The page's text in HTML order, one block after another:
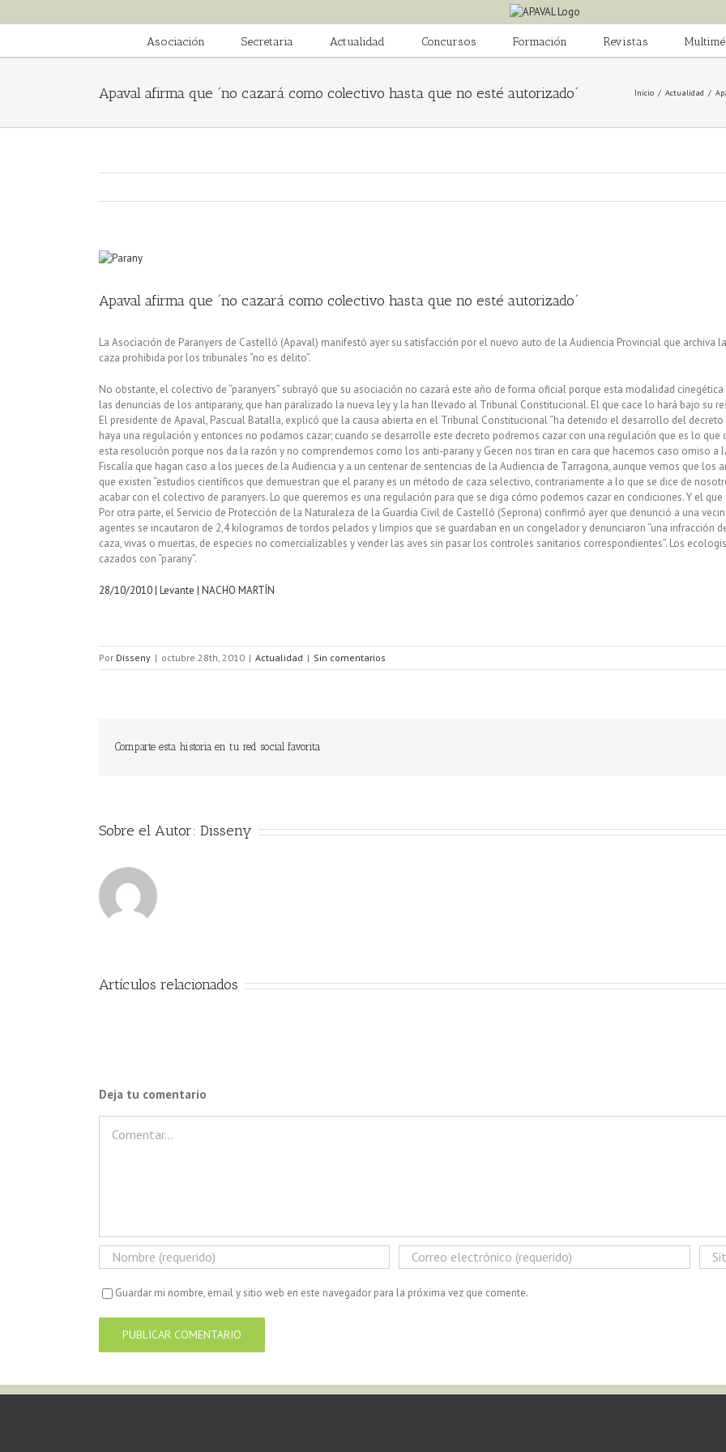
al
Asociación Secretaria Actualidad Concursos Formación Revistas
Apaval afirma que ´no cazará como colectivo hasta que no esté autorizado´ Inicio / Actualidad /
Ver
grande
Apaval afirma que ´no cazará como colectivo hasta que no esté autorizado´
La Asociación de Paranyers de Castelló (Apaval) manifestó ayer su satisfacción por el nuevo auto de la Audiencia Provincial que archiva
caza prohibida por los tribunales “no es delito”.
No obstante, el colectivo de “paranyers” subrayó que su asociación no cazará este año de forma oficial porque esta modalidad
las denuncias de los antiparany, que han paralizado la nueva ley y la han llevado al Tribunal Constitucional. El que cace lo hará bajo su
El presidente de Apaval, Pascual Batalla, explicó que la causa abierta en el Tribunal Constitucional “ha detenido el desarrollo del
haya una regulación y entonces no podamos cazar; cuando se desarrolle este decreto podremos cazar con una regulación que es lo que
esta resolución porque nos da la razón y no comprendemos como los anti-parany y Gecen nos tiran en cara que hacemos caso omiso a
Fiscalía que hagan caso a los jueces de la Audiencia y a un centenar de sentencias de la Audiencia de Tarragona, aunque vemos que los
que existen “estudios científicos que demuestran que el parany es un método de caza selectivo, contrariamente a lo que se dice de
acabar con el colectivo de paranyers. Lo que queremos es una regulación para que se diga cómo podemos cazar en condiciones. Y el
Por otra parte, el Servicio de Protección de la Naturaleza de la Guardia Civil de Castelló (Seprona) confirmó ayer que denunció a una
agentes se incautaron de 2,4 kilogramos de tordos pelados y limpios que se guardaban en un congelador y denunciaron “una infracción
caza, vivas o muertas, de especies no comercializables y vender las aves sin pasar los controles sanitarios correspondientes”. Los
cazados con “parany”.
28/10/2010 | Levante | NACHO MARTÍN
Por Disseny | octubre 28th, 2010 | Actualidad | Sin comentarios
Comparte esta historia en tu red social favorita
Sobre el Autor: Disseny
Artículos relacionados
Deja tu comentario
Guardar mi nombre, email y sitio web en este navegador para la próxima vez que comente.